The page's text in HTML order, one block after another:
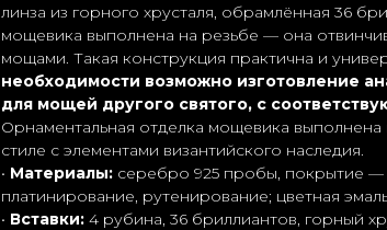
линза из горного хрусталя, обрамлённая 36
мощевика выполнена на резьбе — она
мощами. Такая конструкция практична и
необходимости возможно изготовление
для мощей другого святого, с
Орнаментальная отделка мощевика
стиле с элементами византийского наследия.
• Материалы: серебро 925 пробы, покрытие —
платинирование, рутенирование; цветная
• Вставки: 4 рубина, 36 бриллиантов, горный